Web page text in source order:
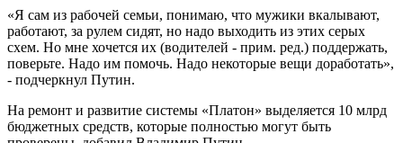
«Я сам из рабочей семьи, понимаю, что мужики вкалывают,
работают, за рулем сидят, но надо выходить из этих серых
схем. Но мне хочется их (водителей - прим. ред.) поддержать,
поверьте. Надо им помочь. Надо некоторые вещи доработать»,
- подчеркнул Путин.
На ремонт и развитие системы «Платон» выделяется 10 млрд
бюджетных средств, которые полностью могут быть